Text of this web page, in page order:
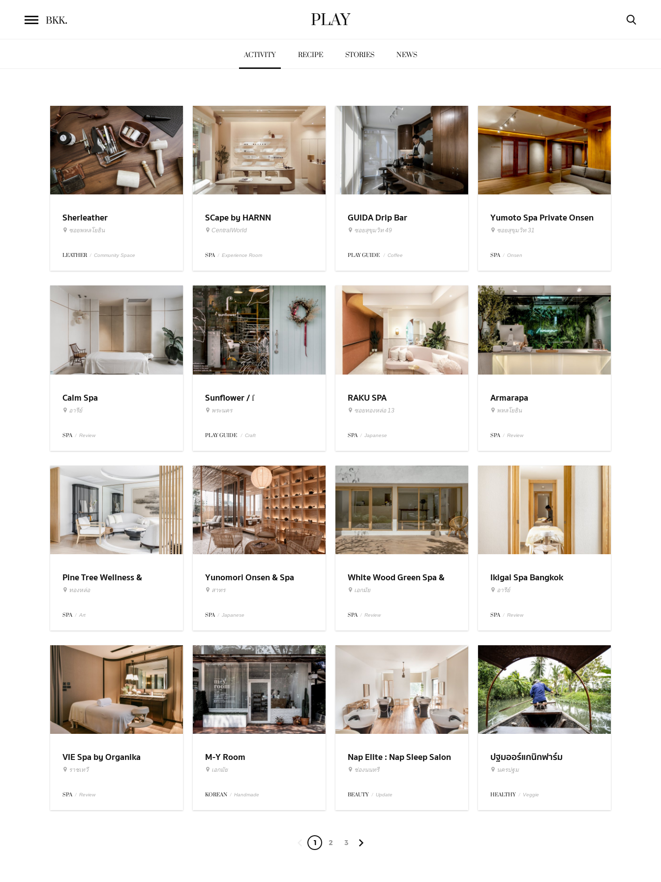
BKK. PLAY
ACTIVITY RECIPE STORIES NEWS
Sherleather
ซอยพหลโยธิน
LEATHER / Community Space
SCape by HARNN
CentralWorld
SPA / Experience Room
GUIDA Drip Bar
ซอยสุขุมวิท 49
PLAY GUIDE / Coffee
Yumoto Spa Private Onsen
Bangkok
ซอยสุขุมวิท 31
SPA / Onsen
Calm Spa
อารีย์
SPA / Review
Sunflower / ſ
พระนคร
PLAY GUIDE / Craft
RAKU SPA
ซอยทองหล่อ 13
SPA / Japanese
Armarapa
พหลโยธิน
SPA / Review
Pine Tree Wellness &
Gallery Spa
ทองหล่อ
SPA / Art
Yunomori Onsen & Spa
สาทร
SPA / Japanese
White Wood Green Spa &
Wellness
เอกมัย
SPA / Review
Ikigai Spa Bangkok
อารีย์
SPA / Review
VIE Spa by Organika
ราชเทวี
SPA / Review
M-Y Room
เอกมัย
KOREAN / Handmade
Nap Elite : Nap Sleep Salon
ช่องนนทรี
BEAUTY / Update
ปฐมออร์แกนิกฟาร์ม
นครปฐม
HEALTHY / Veggie
1 2 3